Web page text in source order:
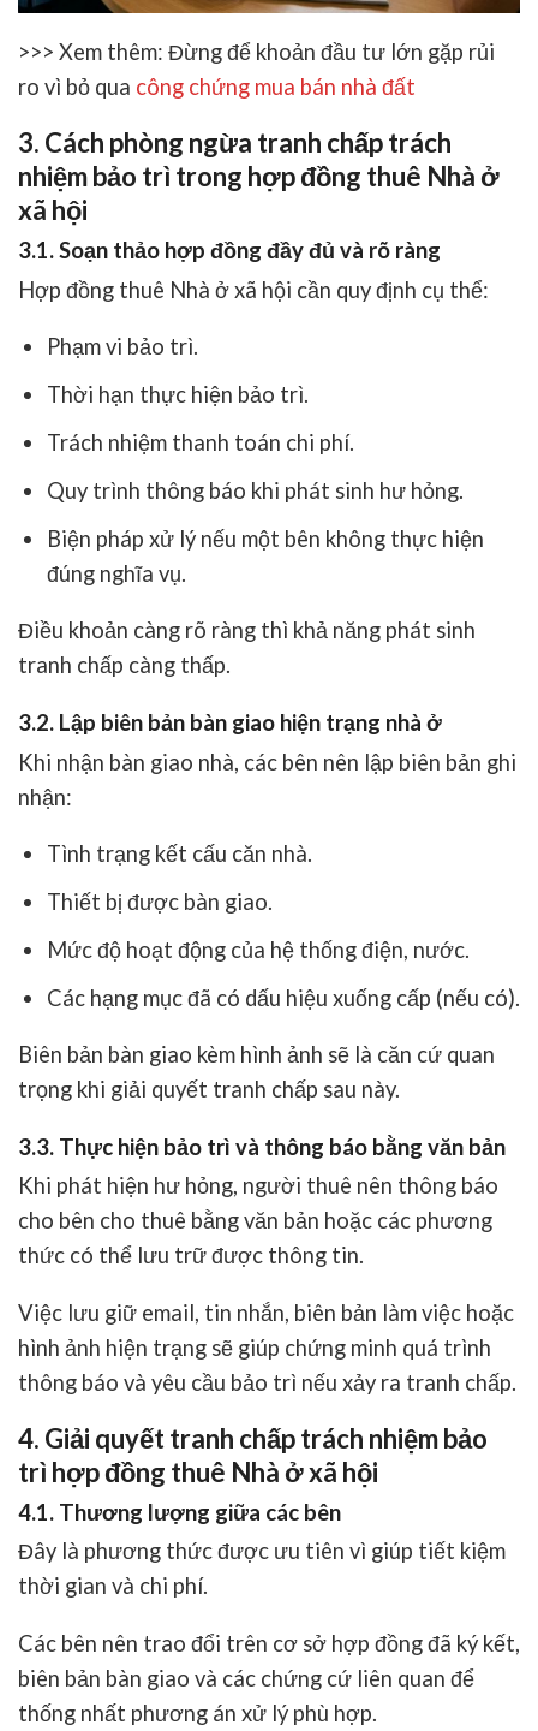
>>> Xem thêm: Đừng để khoản đầu tư lớn gặp rủi
ro vì bỏ qua công chứng mua bán nhà đất
3. Cách phòng ngừa tranh chấp trách
nhiệm bảo trì trong hợp đồng thuê Nhà ở
xã hội
3.1. Soạn thảo hợp đồng đầy đủ và rõ ràng
Hợp đồng thuê Nhà ở xã hội cần quy định cụ thể:
Phạm vi bảo trì.
Thời hạn thực hiện bảo trì.
Trách nhiệm thanh toán chi phí.
Quy trình thông báo khi phát sinh hư hỏng.
Biện pháp xử lý nếu một bên không thực hiện
đúng nghĩa vụ.
Điều khoản càng rõ ràng thì khả năng phát sinh
tranh chấp càng thấp.
3.2. Lập biên bản bàn giao hiện trạng nhà ở
Khi nhận bàn giao nhà, các bên nên lập biên bản ghi
nhận:
Tình trạng kết cấu căn nhà.
Thiết bị được bàn giao.
Mức độ hoạt động của hệ thống điện, nước.
Các hạng mục đã có dấu hiệu xuống cấp (nếu có).
Biên bản bàn giao kèm hình ảnh sẽ là căn cứ quan
trọng khi giải quyết tranh chấp sau này.
3.3. Thực hiện bảo trì và thông báo bằng văn bản
Khi phát hiện hư hỏng, người thuê nên thông báo
cho bên cho thuê bằng văn bản hoặc các phương
thức có thể lưu trữ được thông tin.
Việc lưu giữ email, tin nhắn, biên bản làm việc hoặc
hình ảnh hiện trạng sẽ giúp chứng minh quá trình
thông báo và yêu cầu bảo trì nếu xảy ra tranh chấp.
4. Giải quyết tranh chấp trách nhiệm bảo
trì hợp đồng thuê Nhà ở xã hội
4.1. Thương lượng giữa các bên
Đây là phương thức được ưu tiên vì giúp tiết kiệm
thời gian và chi phí.
Các bên nên trao đổi trên cơ sở hợp đồng đã ký kết,
biên bản bàn giao và các chứng cứ liên quan để
thống nhất phương án xử lý phù hợp.